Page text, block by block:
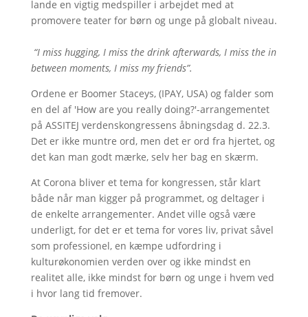
lande en vigtig medspiller i arbejdet med at
promovere teater for børn og unge på globalt niveau.
“I miss hugging, I miss the drink afterwards, I miss the in
between moments, I miss my friends”.
Ordene er Boomer Staceys, (IPAY, USA) og falder som
en del af 'How are you really doing?'-arrangementet
på ASSITEJ verdenskongressens åbningsdag d. 22.3.
Det er ikke muntre ord, men det er ord fra hjertet, og
det kan man godt mærke, selv her bag en skærm.
At Corona bliver et tema for kongressen, står klart
både når man kigger på programmet, og deltager i
de enkelte arrangementer. Andet ville også være
underligt, for det er et tema for vores liv, privat såvel
som professionel, en kæmpe udfordring i
kulturøkonomien verden over og ikke mindst en
realitet alle, ikke mindst for børn og unge i hvem ved
i hvor lang tid fremover.